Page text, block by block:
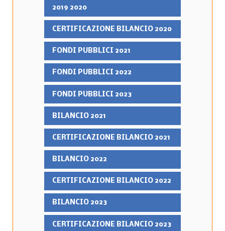
2019 2020
CERTIFICAZIONE BILANCIO 2020
FONDI PUBBLICI 2021
FONDI PUBBLICI 2022
FONDI PUBBLICI 2023
BILANCIO 2021
CERTIFICAZIONE BILANCIO 2021
BILANCIO 2022
CERTIFICAZIONE BILANCIO 2022
BILANCIO 2023
CERTIFICAZIONE BILANCIO 2023